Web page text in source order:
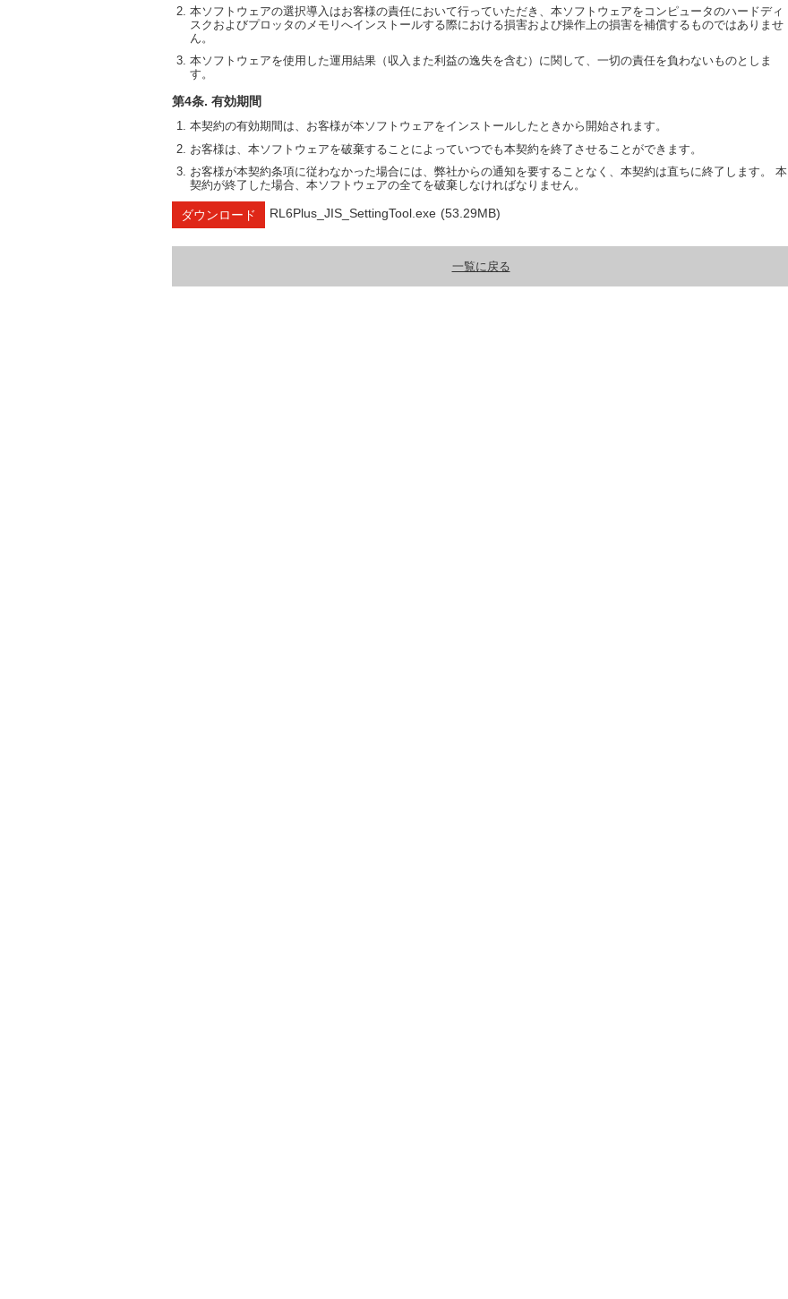
本ソフトウェアの選択導入はお客様の責任において行っていただき、本ソフトウェアをコンピュータのハードディ
スクおよびプロッタのメモリへインストールする際における損害および操作上の損害を補償するものではありませ
ん。
本ソフトウェアを使用した運用結果（収入また利益の逸失を含む）に関して、一切の責任を負わないものとしま
す。
第4条. 有効期間
本契約の有効期間は、お客様が本ソフトウェアをインストールしたときから開始されます。
お客様は、本ソフトウェアを破棄することによっていつでも本契約を終了させることができます。
お客様が本契約条項に従わなかった場合には、弊社からの通知を要することなく、本契約は直ちに終了します。 本
契約が終了した場合、本ソフトウェアの全てを破棄しなければなりません。
ダウンロード RL6Plus_JIS_SettingTool.exe (53.29MB)
一覧に戻る